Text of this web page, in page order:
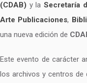
(CDAB) y laSecretaría
Arte Publicaciones,
una nueva edición de
Este evento de carácter
los archivos y centros de